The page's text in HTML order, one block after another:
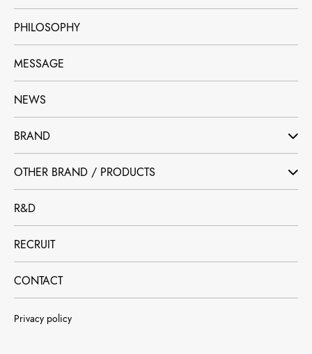
PHILOSOPHY
MESSAGE
NEWS
BRAND
OTHER BRAND / PRODUCTS
R&D
RECRUIT
CONTACT
Privacy policy